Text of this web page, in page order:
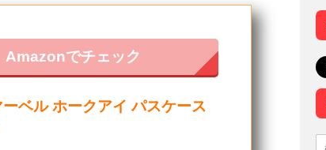
Amazonでチェック
ベル ホークアイ パスケース